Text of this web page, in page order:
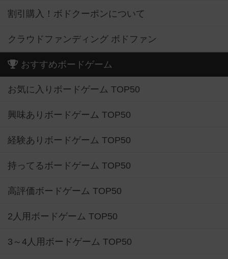
割引購入！ボドクーポンについて
クラウドファンディング ボドファン
おすすめボードゲーム
お気に入りボードゲーム TOP50
興味ありボードゲーム TOP50
経験ありボードゲーム TOP50
持ってるボードゲーム TOP50
高評価ボードゲーム TOP50
2人用ボードゲーム TOP50
3～4人用ボードゲーム TOP50